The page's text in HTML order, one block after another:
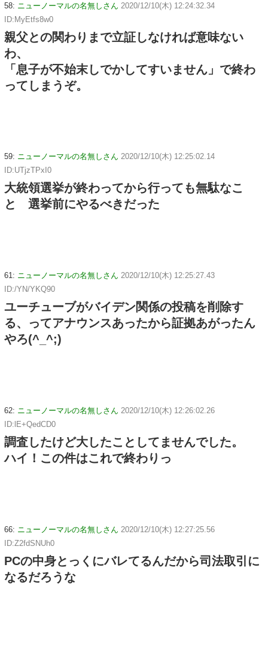
58: ニューノーマルの名無しさん 2020/12/10(木) 12:24:32.34
ID:MyEtfs8w0
親父との関わりまで立証しなければ意味ない
わ、
「息子が不始末しでかしてすいません」で終わ
ってしまうぞ。
59: ニューノーマルの名無しさん 2020/12/10(木) 12:25:02.14
ID:UTjzTPxI0
大統領選挙が終わってから行っても無駄なこ
と 選挙前にやるべきだった
61: ニューノーマルの名無しさん 2020/12/10(木) 12:25:27.43
ID:/YN/YKQ90
ユーチューブがバイデン関係の投稿を削除す
る、ってアナウンスあったから証拠あがったん
やろ(^_^;)
62: ニューノーマルの名無しさん 2020/12/10(木) 12:26:02.26
ID:lE+QedCD0
調査したけど大したことしてませんでした。
ハイ！この件はこれで終わりっ
66: ニューノーマルの名無しさん 2020/12/10(木) 12:27:25.56
ID:Z2fdSNUh0
PCの中身とっくにバレてるんだから司法取引に
なるだろうな